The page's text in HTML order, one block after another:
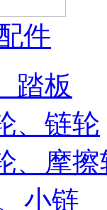
件
踏板
、链轮
、摩擦
小链